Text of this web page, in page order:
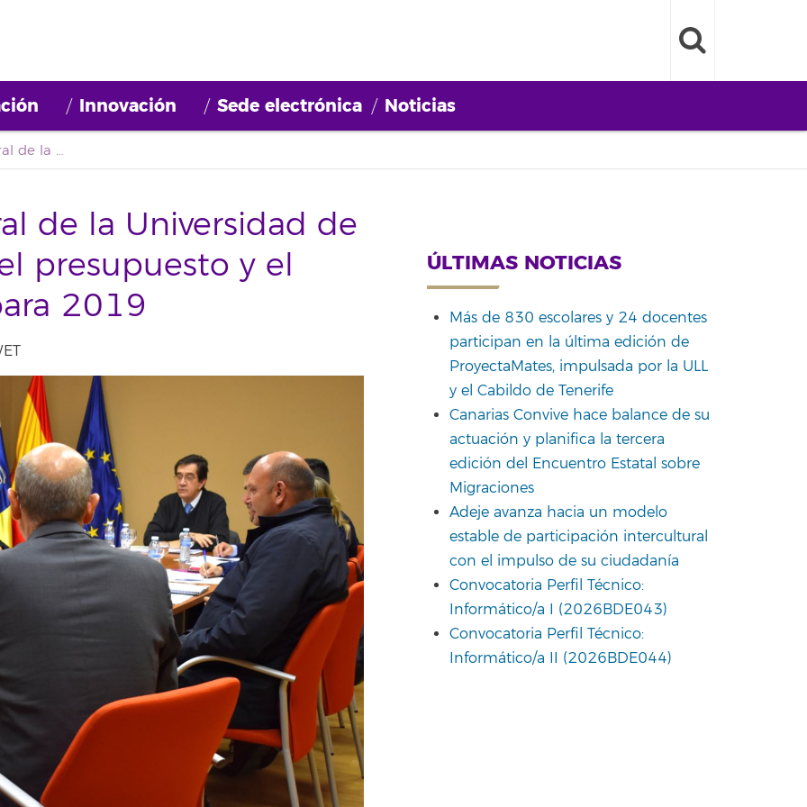
Innovación Sede electrónica Noticias
La Fundación General de la Universidad de La Laguna aprueba el presupuesto y el plan de actuación para 2019
de la Universidad de
presupuesto y el
2019
ÚLTIMAS NOTICIAS
Más de 830 escolares y 24 docentes
participan en la última edición de
ProyectaMates, impulsada por la ULL
y el Cabildo de Tenerife
Canarias Convive hace balance de su
actuación y planifica la tercera
edición del Encuentro Estatal sobre
Migraciones
Adeje avanza hacia un modelo
estable de participación intercultural
con el impulso de su ciudadanía
Convocatoria Perfil Técnico:
Informático/a I (2026BDE043)
Convocatoria Perfil Técnico:
Informático/a II (2026BDE044)